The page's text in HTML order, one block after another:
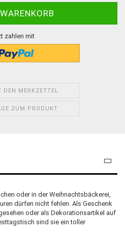
zahlen mit
DEN MERKZETTEL
ZUM PRODUKT
oder in der Weihnachtsbäckerei,
dürfen nicht fehlen. Als Geschenk
oder als Dekorationsartikel auf
sind sie ein toller